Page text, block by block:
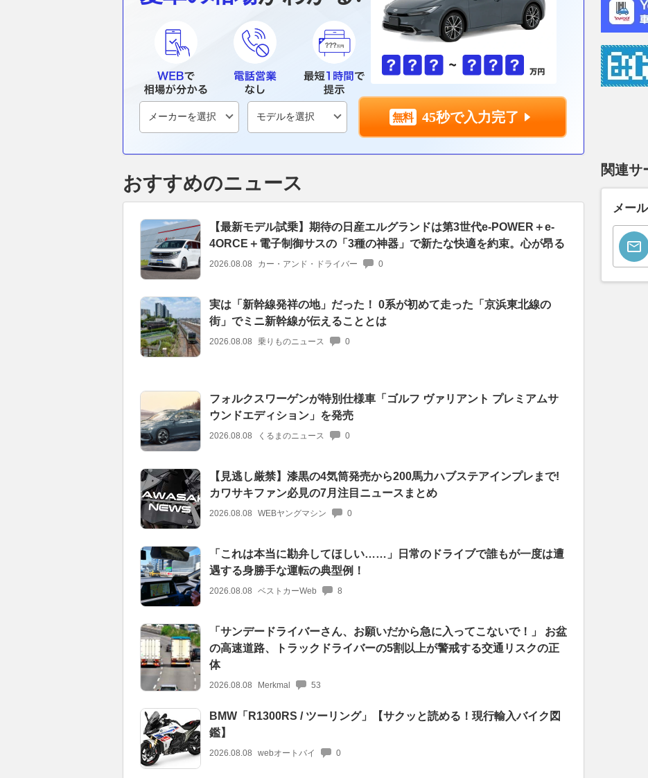
45秒で入力完了
おすすめのニュース
【最新モデル試乗】期待の日産エルグランドは第3世代e-POWER＋e-
4ORCE＋電子制御サスの「3種の神器」で新たな快適を約束。心が昂る
2026.08.08 カー・アンド・ドライバー 0
実は「新幹線発祥の地」だった！ 0系が初めて走った「京浜東北線の
街」でミニ新幹線が伝えることとは
2026.08.08 乗りものニュース 0
フォルクスワーゲンが特別仕様車「ゴルフ ヴァリアント プレミアムサ
ウンドエディション」を発売
2026.08.08 くるまのニュース 0
【見逃し厳禁】漆黒の4気筒発売から200馬力ハブステアインプレまで!
カワサキファン必見の7月注目ニュースまとめ
2026.08.08 WEBヤングマシン 0
「これは本当に勘弁してほしい……」日常のドライブで誰もが一度は遭
遇する身勝手な運転の典型例！
2026.08.08 ベストカーWeb 8
「サンデードライバーさん、お願いだから急に入ってこないで！」 お盆
の高速道路、トラックドライバーの5割以上が警戒する交通リスクの正
体
2026.08.08 Merkmal 53
BMW「R1300RS / ツーリング」【サクッと読める！現行輸入バイク図
鑑】
2026.08.08 webオートバイ 0
関連サ
メー